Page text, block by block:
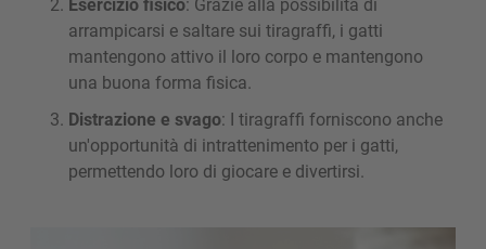
arrampicarsi e saltare sui tiragraffi, i gatti
mantengono attivo il loro corpo e mantengono
una buona forma fisica.
Distrazione e svago: I tiragraffi forniscono anche
un'opportunità di intrattenimento per i gatti,
permettendo loro di giocare e divertirsi.